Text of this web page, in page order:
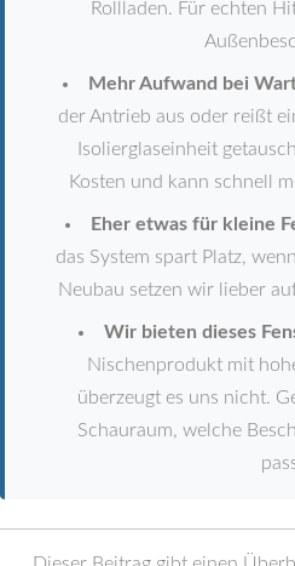
Rollladen. Für echten
Mehr Aufwand bei
der Antrieb aus oder reißt
Isolierglaseinheit
Kosten und kann schnell
Eher etwas für kleine
das System spart Platz,
Neubau setzen wir lieber
Wir bieten dieses
Nischenprodukt mit
überzeugt es uns nicht.
Schauraum, welche